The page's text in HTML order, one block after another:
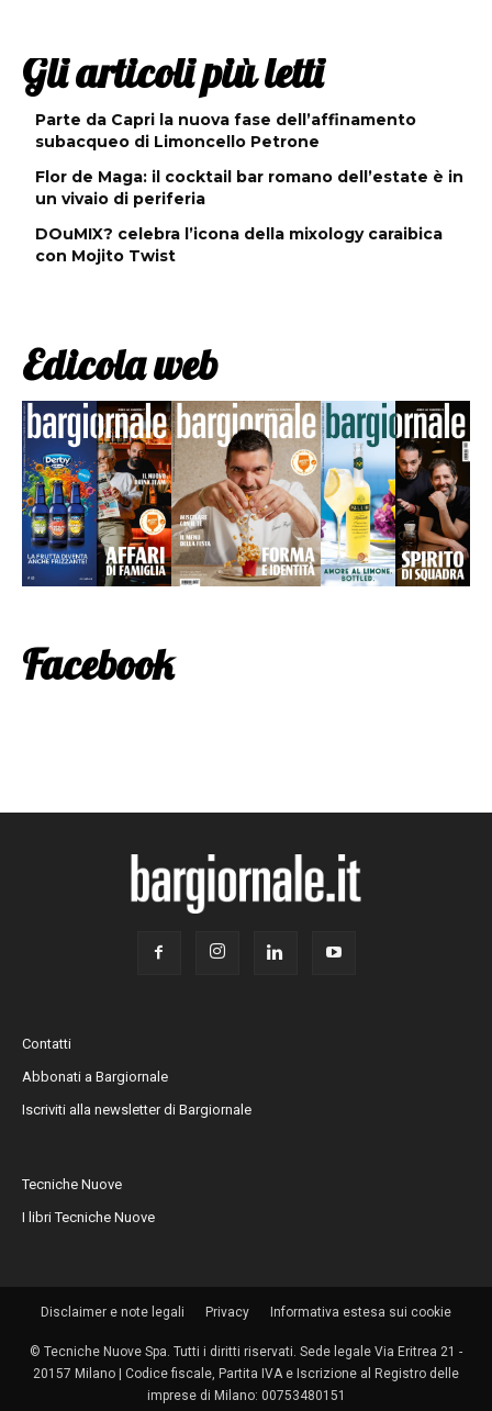
Gli articoli più letti
Parte da Capri la nuova fase dell’affinamento
subacqueo di Limoncello Petrone
Flor de Maga: il cocktail bar romano dell’estate è in
un vivaio di periferia
DOuMIX? celebra l’icona della mixology caraibica
con Mojito Twist
Edicola web
Facebook
Contatti
Abbonati a Bargiornale
Iscriviti alla newsletter di Bargiornale
Tecniche Nuove
I libri Tecniche Nuove
Disclaimer e note legali Privacy Informativa estesa sui cookie
© Tecniche Nuove Spa. Tutti i diritti riservati. Sede legale Via Eritrea 21 -
20157 Milano | Codice fiscale, Partita IVA e Iscrizione al Registro delle
imprese di Milano: 00753480151